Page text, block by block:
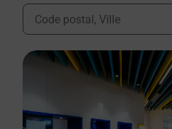
Ville, Département, Code Postal